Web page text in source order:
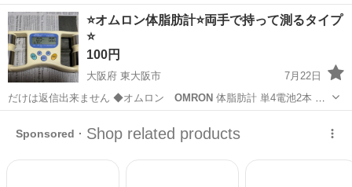
日128日★クリーンルーム内作業★マイカー通勤OK＆無料駐車場あり
★就業先食堂利用可！日払い制度あり！《茨城県常陸大宮市》 人気の
工場のお仕事 ◇コネクタ製造工...
茨城 常陸大宮市 静駅 その他
⭐️オムロン体脂肪計⭐️両手で持って測るタイプ
⭐️
100円
大阪府 東大阪市
7月22日
だけは返信出来ません ◆オムロン OMRON 体脂肪計 単4電池2本 古
い物…